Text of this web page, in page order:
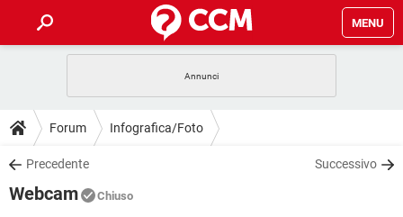
MENU
INTRATTENIMENTO ANDROID
iOS
INSTAGRAM
GUIDE
COVID-19
DOWNLOAD
COVID-19
Forum Infografica/Foto
Precedente Successivo
Webcam Chiuso